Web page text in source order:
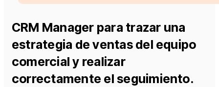
CRM Manager para trazar una
estrategia de ventas del equipo
comercial y realizar
correctamente el seguimiento.​